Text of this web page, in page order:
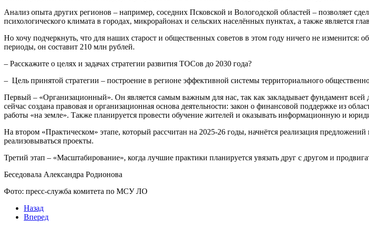
Анализ опыта других регионов – например, соседних Псковской и Вологодской областей – позволяет
психологического климата в городах, микрорайонах и сельских населённых пунктах, а также является
Но хочу подчеркнуть, что для наших старост и общественных советов в этом году ничего не
периоды, он составит 210 млн рублей.
– Расскажите о целях и задачах стратегии развития ТОСов до 2030 года?
– Цель принятой стратегии – построение в регионе эффективной системы территориального
Первый – «Организационный». Он является самым важным для нас, так как закладывает фундамент
сейчас создана правовая и организационная основа деятельности: закон о финансовой поддержке из
работы «на земле». Также планируется провести обучение жителей и оказывать информационную и
На втором «Практическом» этапе, который рассчитан на 2025-26 годы, начнётся реализация
реализовываться проекты.
Третий этап – «Масштабирование», когда лучшие практики планируется увязать друг с другом и
Беседовала Александра Родионова
Фото: пресс-служба комитета по МСУ ЛО
Назад
Вперед